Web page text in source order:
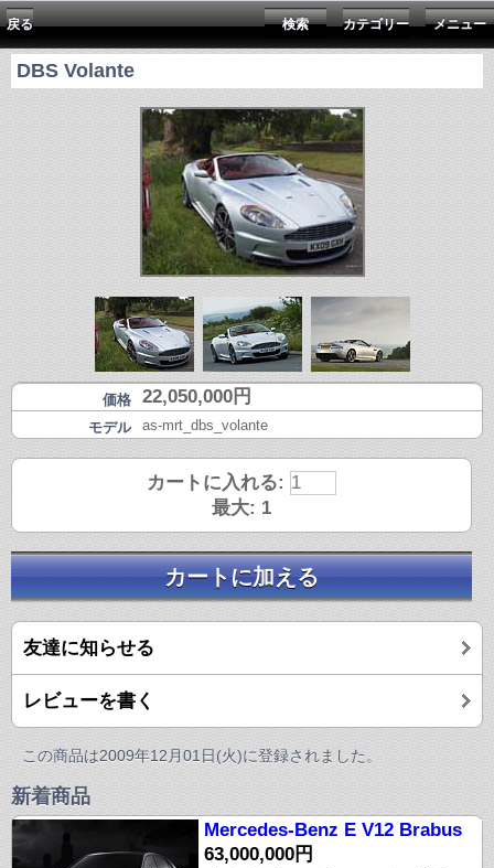
戻る メニュー
カテゴリー
検索
DBS Volante
価格 22,050,000円
モデル as-mrt_dbs_volante
カートに入れる:
最大: 1
カートに加える
友達に知らせる
レビューを書く
この商品は2009年12月01日(火)に登録されました。
新着商品
Mercedes-Benz E V12 Brabus
63,000,000円